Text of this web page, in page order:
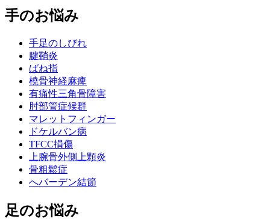
手のお悩み
手足のしびれ
腱鞘炎
ばね指
橈骨神経麻痺
有痛性三角骨障害
肘部管症候群
マレットフィンガー
ドケルバン病
TFCC損傷
上腕骨外側上顆炎
骨粗鬆症
へバーデン結節
足のお悩み